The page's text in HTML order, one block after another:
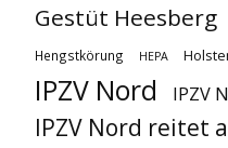
Gestüt Heesberg
Hengstkörung HEPA
IPZV Nord IPZV
IPZV Nord reitet